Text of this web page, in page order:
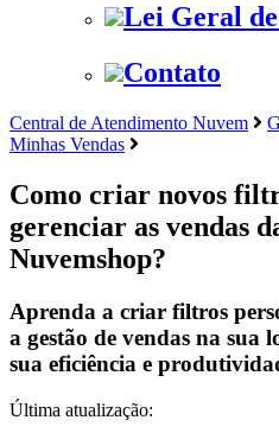
Lei Geral
Contato
Central de Atendimento Nuvem
Minhas Vendas
Como criar novos
gerenciar as vendas
Nuvemshop?
Aprenda a criar filtros
a gestão de vendas na
sua eficiência e
Última atualização: